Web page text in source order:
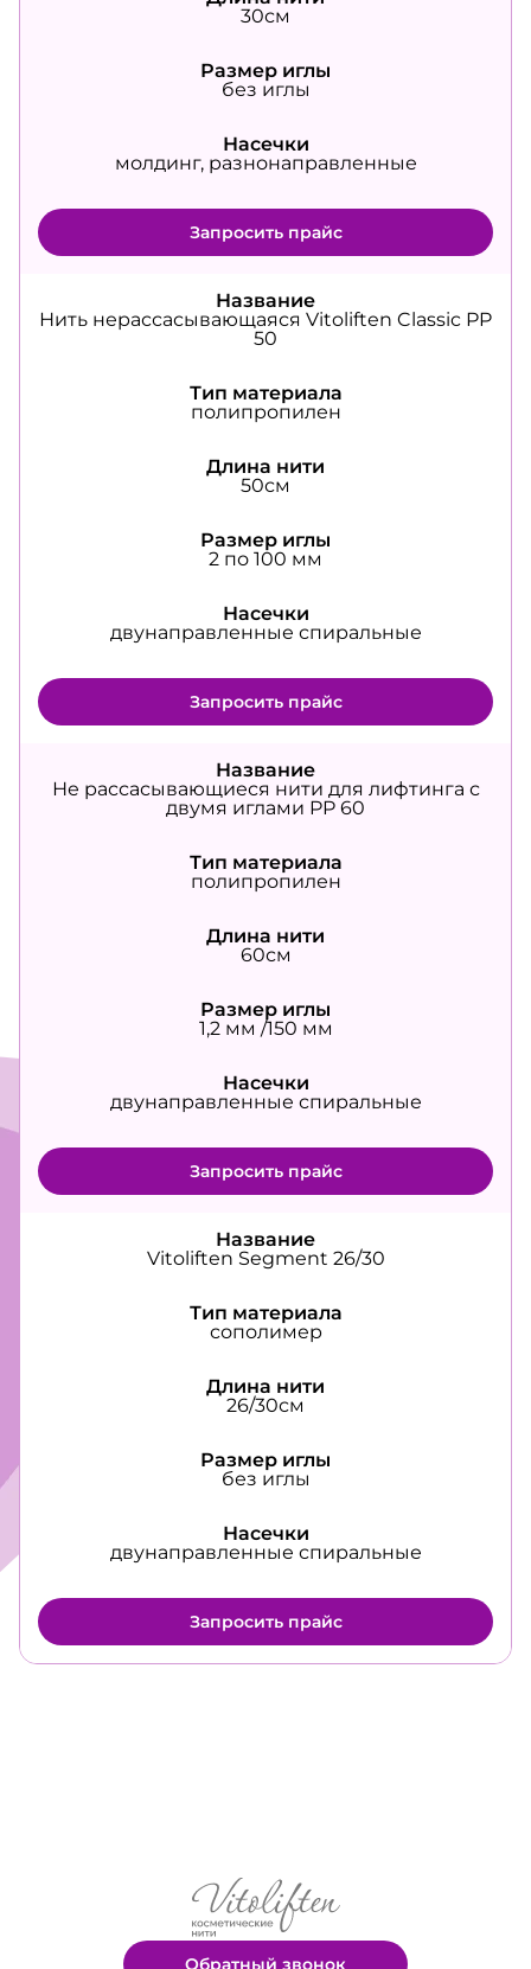
30см
Размер иглы
без иглы
Насечки
молдинг, разнонаправленные
Запросить прайс
Название
Нить нерассасывающаяся Vitoliften Classic PP
50
Тип материала
полипропилен
Длина нити
50см
Размер иглы
2 по 100 мм
Насечки
двунаправленные спиральные
Запросить прайс
Название
Не рассасывающиеся нити для лифтинга с
двумя иглами PP 60
Тип материала
полипропилен
Длина нити
60см
Размер иглы
1,2 мм /150 мм
Насечки
двунаправленные спиральные
Запросить прайс
Название
Vitoliften Segment 26/30
Тип материала
сополимер
Длина нити
26/30см
Размер иглы
без иглы
Насечки
двунаправленные спиральные
Запросить прайс
Обратный звонок